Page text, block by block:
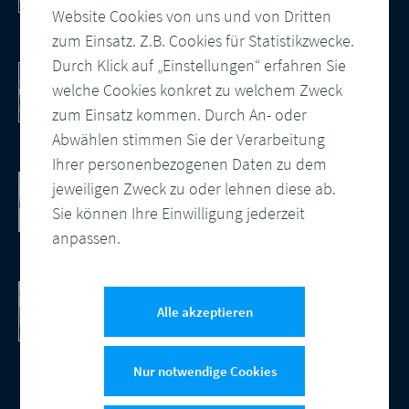
Website Cookies von uns und von Dritten
zum Einsatz. Z.B. Cookies für Statistikzwecke.
Durch Klick auf „Einstellungen“ erfahren Sie
welche Cookies konkret zu welchem Zweck
zum Einsatz kommen. Durch An- oder
Abwählen stimmen Sie der Verarbeitung
Ihrer personenbezogenen Daten zu dem
jeweiligen Zweck zu oder lehnen diese ab.
Sie können Ihre Einwilligung jederzeit
anpassen.
Alle akzeptieren
Nur notwendige Cookies
10 Punkte Checkliste als PDF
So modernisieren Sie Ihre
Kundenkommunikation
Cloud-basierte Salesforce
Kundenkommunikation
Integration, zentrale Vorlagenverwaltung
und automatisierte Ausgabensteuerung
CCM Software
DocBridge® Customer Communication